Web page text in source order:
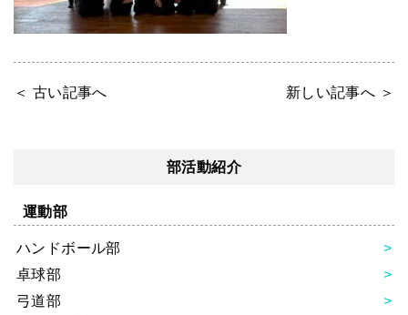
部活動紹介
運動部
ハンドボール部
卓球部
弓道部
＜ 古い記事へ 新しい記事へ ＞